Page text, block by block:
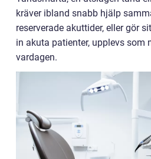
kräver ibland snabb hjälp
reserverade akuttider, eller gör
in akuta patienter, upplevs som
vardagen.